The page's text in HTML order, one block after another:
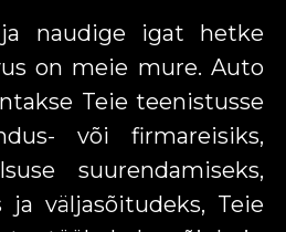
naudige igat hetke
on meie mure. Auto
Teie teenistusse
või firmareisiks,
suurendamiseks,
ja väljasõitudeks, Teie